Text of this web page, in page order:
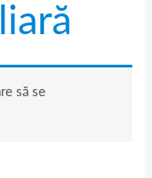
să se